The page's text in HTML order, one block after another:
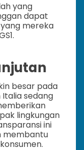
yang
dapat
mereka
besar pada
sedang
lingkungan
ini
membantu